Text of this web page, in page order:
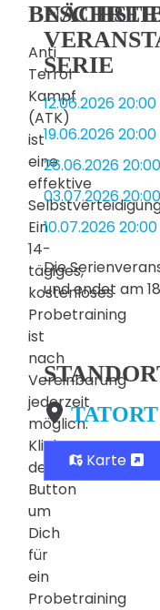
Anti
Terror
Kampf
(ATK)
ist
eine
effektive
Ein
14-
tägiges,
kostenloses
Probetraining
ist
nach
Vereinbarung
jederzeit
möglich.
Klicke
den
Button
um
Dich
für
ein
Probetraining
NÄCHSTE
SERIE
12.06.202620:00
19.06.202620:00
26.06.202620:00
03.07.202620:00
10.07.202620:00
Die
und endet am
Karte